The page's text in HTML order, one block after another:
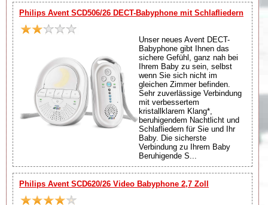
Philips Avent SCD506/26 DECT-Babyphone mit Schlafliedern
Unser neues Avent DECT-
Babyphone gibt Ihnen das
sichere Gefühl, ganz nah bei
Ihrem Baby zu sein, selbst
wenn Sie sich nicht im
gleichen Zimmer befinden.
Sehr zuverlässige Verbindung
mit verbessertem
kristallklarem Klang*,
beruhigendem Nachtlicht und
Schlafliedern für Sie und Ihr
Baby. Die sicherste
Verbindung zu Ihrem Baby
Beruhigende S...
Philips Avent SCD620/26 Video Babyphone 2,7 Zoll